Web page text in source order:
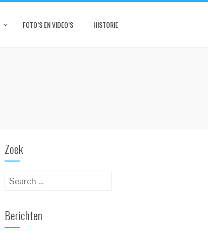
FOTO’S EN VIDEO’S
HISTORIE
Zoek
Search
Berichten